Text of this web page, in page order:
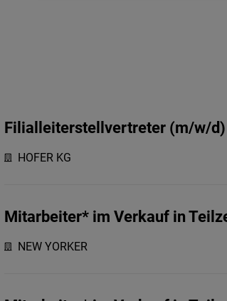
Filialleiterstellvertreter (m/w/
HOFER KG
Mitarbeiter* im Verkauf in
NEW YORKER